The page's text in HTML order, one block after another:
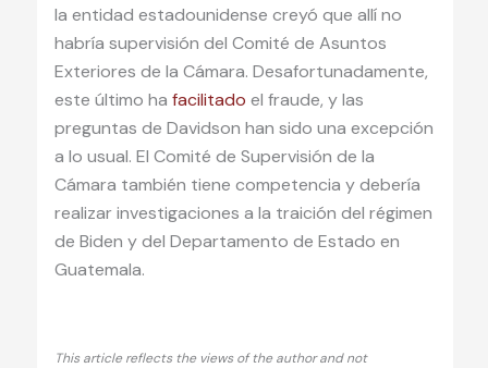
la entidad estadounidense creyó que allí no
habría supervisión del Comité de Asuntos
Exteriores de la Cámara. Desafortunadamente,
este último ha facilitado el fraude, y las
preguntas de Davidson han sido una excepción
a lo usual. El Comité de Supervisión de la
Cámara también tiene competencia y debería
realizar investigaciones a la traición del régimen
de Biden y del Departamento de Estado en
Guatemala.
This article reflects the views of the author and not